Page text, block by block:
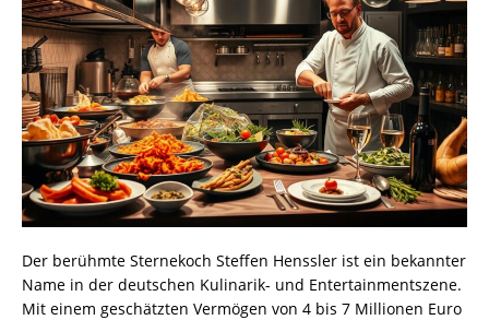
Der berühmte Sternekoch Steffen Henssler ist ein bekannter
Name in der deutschen Kulinarik- und Entertainmentszene.
Mit einem geschätzten Vermögen von 4 bis 7 Millionen Euro